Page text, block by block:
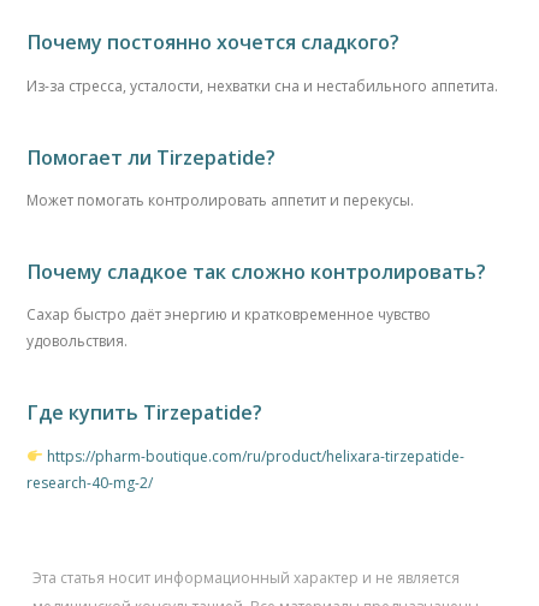
Почему постоянно хочется сладкого?
Из-за стресса, усталости, нехватки сна и нестабильного аппетита.
Помогает ли Tirzepatide?
Может помогать контролировать аппетит и перекусы.
Почему сладкое так сложно контролировать?
Сахар быстро даёт энергию и кратковременное чувство
удовольствия.
Где купить Tirzepatide?
https://pharm-boutique.com/ru/product/helixara-tirzepatide-
research-40-mg-2/
Эта статья носит информационный характер и не является